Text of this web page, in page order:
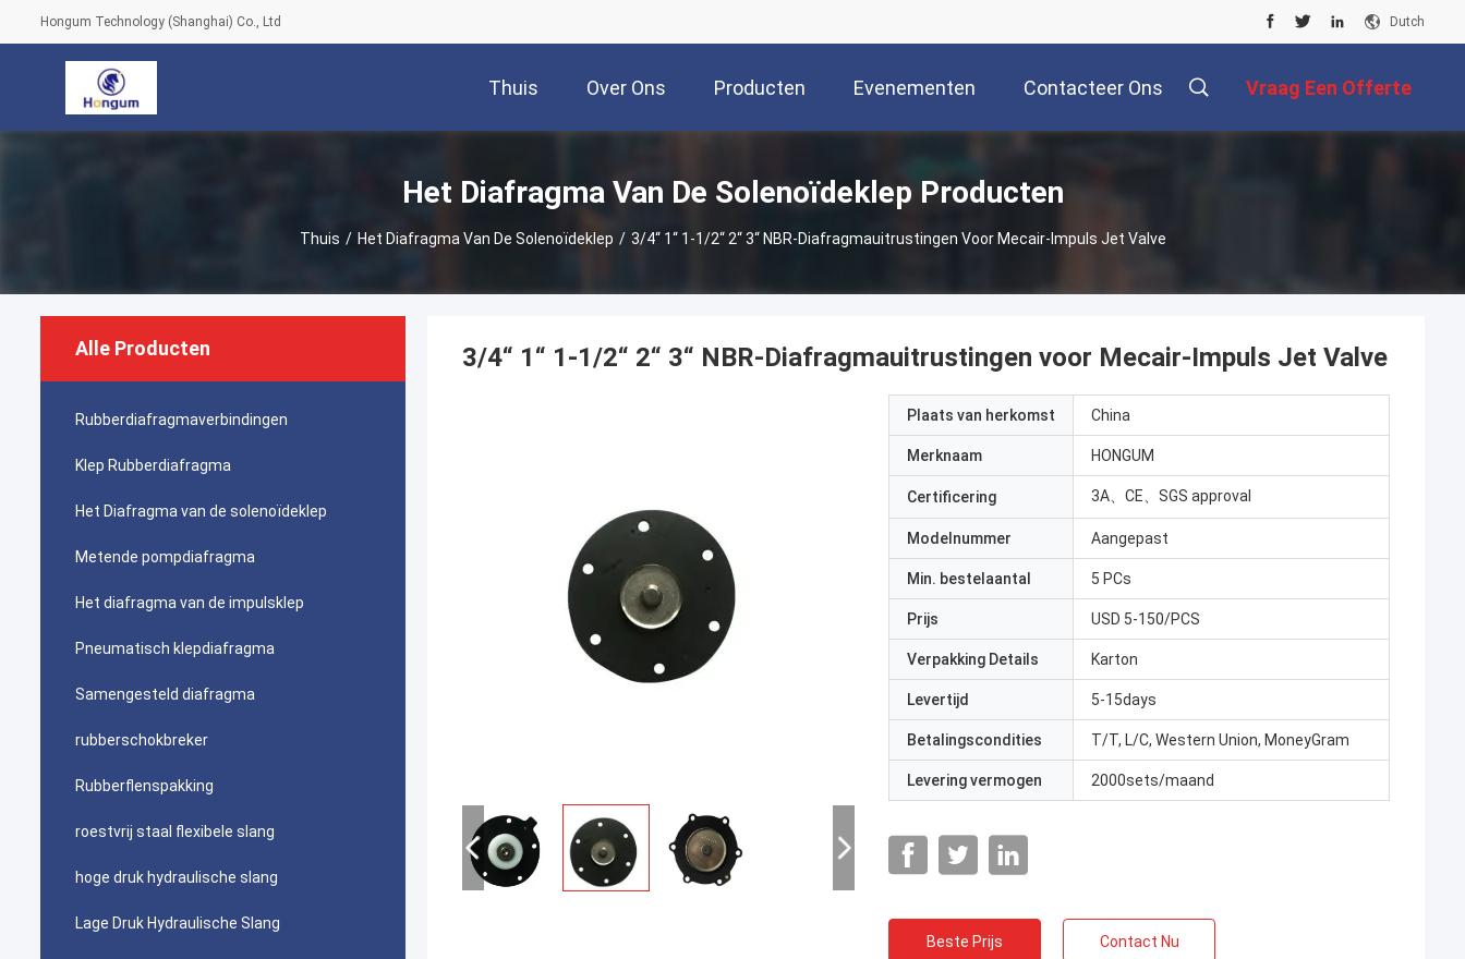
Hongum Technology (Shanghai) Co., Ltd Dutch
Thuis Over Ons Producten Evenementen Contacteer Ons Vraag Een Offerte
Het Diafragma Van De Solenoïdeklep Producten
Thuis / Het Diafragma Van De Solenoïdeklep / 3/4“ 1“ 1-1/2“ 2“ 3“ NBR-Diafragmauitrustingen Voor Mecair-Impuls Jet Valve
Alle Producten
Rubberdiafragmaverbindingen
Klep Rubberdiafragma
Het Diafragma van de solenoïdeklep
Metende pompdiafragma
Het diafragma van de impulsklep
Pneumatisch klepdiafragma
Samengesteld diafragma
rubberschokbreker
Rubberflenspakking
roestvrij staal flexibele slang
hoge druk hydraulische slang
Lage Druk Hydraulische Slang
3/4“ 1“ 1-1/2“ 2“ 3“ NBR-Diafragmauitrustingen voor Mecair-Impuls Jet Valve
Plaats van herkomst China
Merknaam HONGUM
Certificering 3A、CE、SGS approval
Modelnummer Aangepast
Min. bestelaantal 5 PCs
Prijs USD 5-150/PCS
Verpakking Details Karton
Levertijd 5-15days
Betalingscondities T/T, L/C, Western Union, MoneyGram
Levering vermogen 2000sets/maand
Beste Prijs Contact Nu